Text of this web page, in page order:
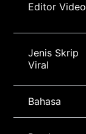
Editor Video
Jenis Skrip
Viral
Bahasa